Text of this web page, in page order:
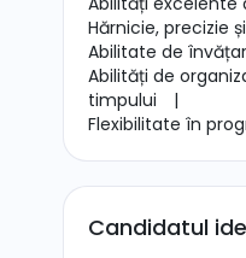
Hărnicie, precizie
Abilitate de
Abilități de
timpului
|
Flexibilitate în
Candidatul